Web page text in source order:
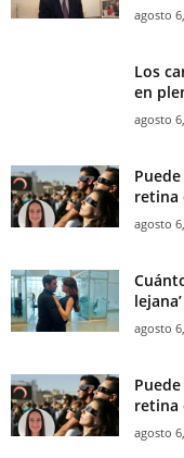
agosto
Los
en
agosto
retina
agosto
agosto
retina
agosto